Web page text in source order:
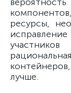
ресурсы,
лучше.